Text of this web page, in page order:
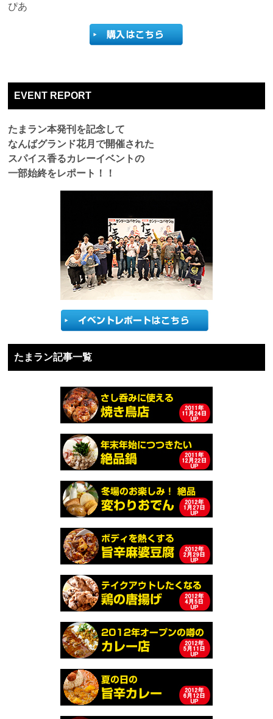
ぴあ
EVENT REPORT
たまラン本発刊を記念して
なんばグランド花月で開催された
スパイス香るカレーイベントの
一部始終をレポート！！
たまラン記事一覧